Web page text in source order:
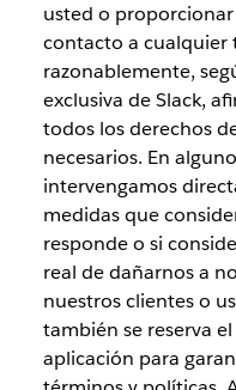
usted o
contacto a cualquier
razonablemente,
exclusiva de Slack,
todos los derechos
necesarios. En
intervengamos
medidas que
responde o si
real de dañarnos a
nuestros clientes o
también se reserva
aplicación para